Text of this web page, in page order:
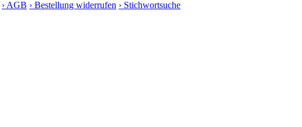
› AGB › Bestellung widerrufen › Stichwortsuche